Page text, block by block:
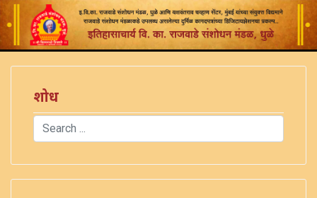
शोध
Search